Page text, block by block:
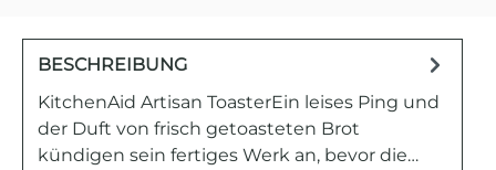
BESCHREIBUNG
KitchenAid Artisan ToasterEin leises Ping und
der Duft von frisch getoasteten Brot
kündigen sein fertiges Werk an, bevor die…